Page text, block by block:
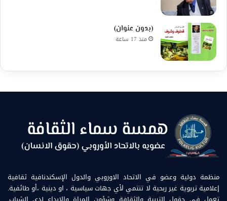
(بدون عنوان)
منذ 17 ساعة
منظمة دولية وعضو في الاتحاد الاوروبي والدول الإسكندنافية ثقافية
إعلامية تربوية غير ربحية لا تنتمي لأي جهات سياسية ، او دينية ،أو طائفية.